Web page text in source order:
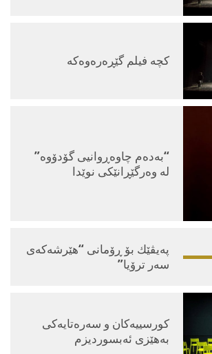
کچه‌ فیلم گێڕه‌ره‌وه‌که‌
“بەدەم چاوەڕوانیی گۆدۆوە”
لە وەرگێڕانێکی نوێدا
په‌یڤێك بۆ ڕۆمانی “هێرشه‌که‌ی
سه‌ر ترۆیا‌”
کورسییەکان و سەرەتایەکی
بەهێزی ئەبسوردیزم